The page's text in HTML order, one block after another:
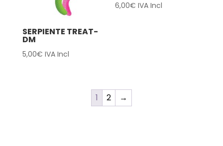
SERPIENTE TREAT-
DM
5,00€ IVA Incl
6,00€ IVA Incl
1 2 →